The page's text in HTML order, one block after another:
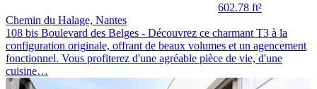
602.78 ft²
Chemin du Halage, Nantes
108 bis Boulevard des Belges - Découvrez ce charmant T3 à la
configuration originale, offrant de beaux volumes et un agencement
fonctionnel. Vous profiterez d'une agréable pièce de vie, d'une
cuisine…